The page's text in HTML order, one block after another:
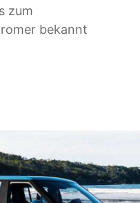
zum
bekannt